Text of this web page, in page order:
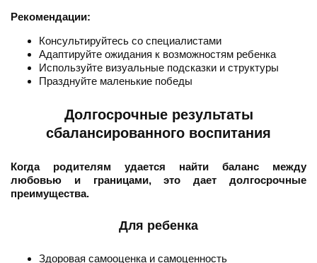
Рекомендации:
Консультируйтесь со специалистами
Адаптируйте ожидания к возможностям ребенка
Используйте визуальные подсказки и структуры
Празднуйте маленькие победы
Долгосрочные результаты
сбалансированного воспитания
Когда родителям удается найти баланс между
любовью и границами, это дает долгосрочные
преимущества.
Для ребенка
Здоровая самооценка и самоценность